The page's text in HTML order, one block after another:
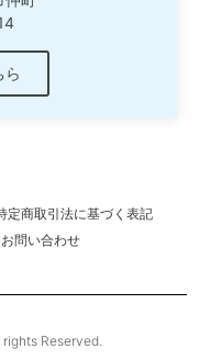
ら
定商取引法に基づく表記
お問い合わせ
Reserved.